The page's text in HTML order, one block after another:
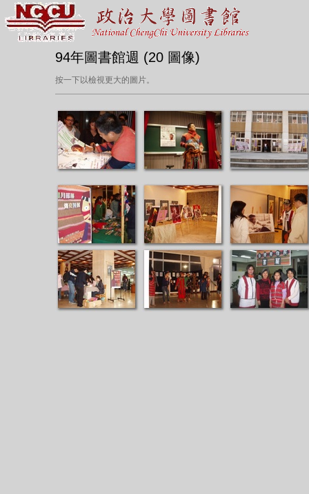
94年圖書館週 (20 圖像)
按一下以檢視更大的圖片。